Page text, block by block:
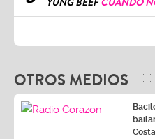
OTROS MEDIOS